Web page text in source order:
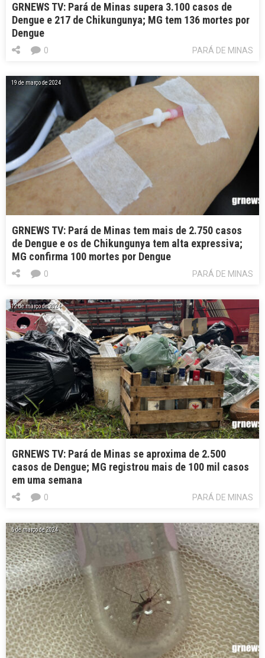
GRNEWS TV: Pará de Minas supera 3.100 casos de
Dengue e 217 de Chikungunya; MG tem 136 mortes por
Dengue
PARÁ DE MINAS
0
19 de março de 2024
GRNEWS TV: Pará de Minas tem mais de 2.750 casos
de Dengue e os de Chikungunya tem alta expressiva;
MG confirma 100 mortes por Dengue
PARÁ DE MINAS
0
12 de março de 2024
GRNEWS TV: Pará de Minas se aproxima de 2.500
casos de Dengue; MG registrou mais de 100 mil casos
em uma semana
PARÁ DE MINAS
0
5 de março de 2024